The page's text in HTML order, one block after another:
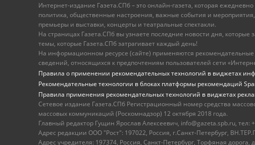
Интернет-издание Газета.СПб – это онлайн-газета, которая
политика, общественные настроения, важные события и
премьеры и выставки, концерты и театральные спектакли.
На страницах Газета.СПб вы узнаете последние новости дня, которые
темы, которые Газета.СПб затрагивает каждый день!
На информационном ресурсе (сайте) применяются
сведений, относящихся к предпочтениям пользователей сети
Правила о применении рекомендательных технологий в виджетах
Рекомендательные технологии в блоках платформы рекомендаций
Правила применения рекомендательных технологий в виджетах
Сетевое издание Газета.СПб Регистрационный номер средства
массовых коммуникаций (Роскомнадзор) 12 октября 2018 года.
Главный редактор Гущин Ярослав Алексеевич, info@gazeta.spb.ru,
Адрес редакции ООО "Рост": 197022, Россия, г.Санкт-Петербург,
Адрес учредителя: 197374, Россия, Санкт-Петербург, Торфяная